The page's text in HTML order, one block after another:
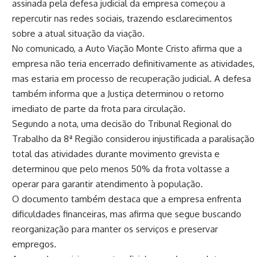
assinada pela defesa judicial da empresa começou a
repercutir nas redes sociais, trazendo esclarecimentos
sobre a atual situação da viação.
No comunicado, a Auto Viação Monte Cristo afirma que a
empresa não teria encerrado definitivamente as atividades,
mas estaria em processo de recuperação judicial. A defesa
também informa que a Justiça determinou o retorno
imediato de parte da frota para circulação.
Segundo a nota, uma decisão do Tribunal Regional do
Trabalho da 8ª Região considerou injustificada a paralisação
total das atividades durante movimento grevista e
determinou que pelo menos 50% da frota voltasse a
operar para garantir atendimento à população.
O documento também destaca que a empresa enfrenta
dificuldades financeiras, mas afirma que segue buscando
reorganização para manter os serviços e preservar
empregos.